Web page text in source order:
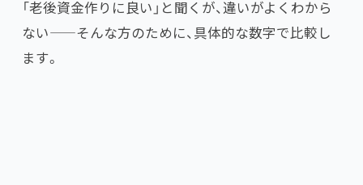
「老後資金作りに良い」と聞くが、違いがよくわから
ない——そんな方のために、具体的な数字で比較し
ます。